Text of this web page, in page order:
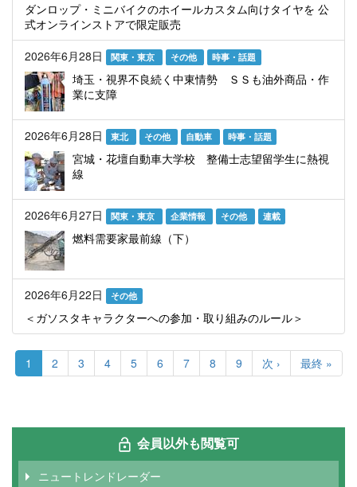
ダンロップ・ミニバイクのホイールカスタム向けタイヤを 公
式オンラインストアで限定販売
2026年6月28日
関東・東京 その他 時事・話題
埼玉・視界不良続く中東情勢 ＳＳも油外商品・作
業に支障
2026年6月28日 東北 その他 自動車 時事・話題
宮城・花壇自動車大学校 整備士志望留学生に熱視
線
2026年6月27日 関東・東京 企業情報 その他 連載
燃料需要家最前線（下）
2026年6月22日 その他
＜ガソスタキャラクターへの参加・取り組みのルール＞
ペ
ジ
カ
レ
ペ
1 Page
2 Page
3 Page
4 Page
5 Page
6 Page
7 Page
8 Page
9
次
ペ
次 ›
最
終
ジ
最終 »
会員以外も閲覧可
ニュートレンドレーダー